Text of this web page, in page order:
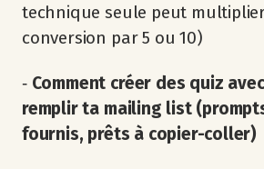
technique seule peut
conversion par 5 ou 10)
‐ Comment créer des quiz
remplir ta mailing list
fournis, prêts à copier-coller)